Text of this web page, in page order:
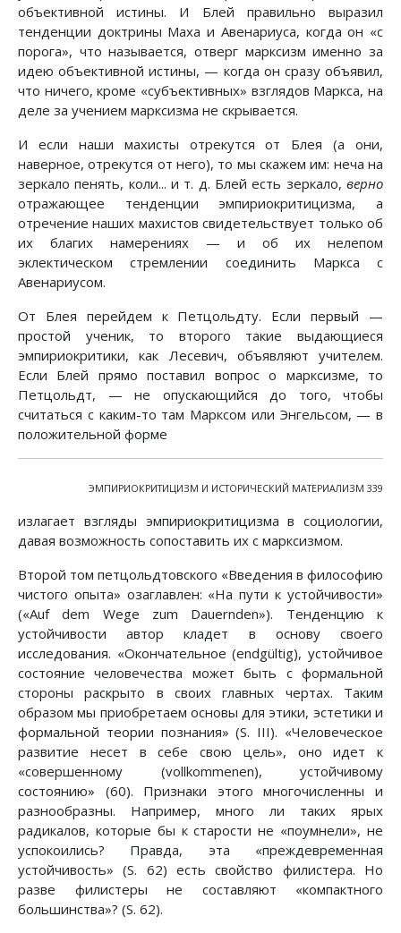
объективной истины. И Блей правильно выразил
тенденции доктрины Маха и Авенариуса, когда он «с
порога», что называется, отверг марксизм именно за
идею объективной истины, — когда он сразу объявил,
что ничего, кроме «субъективных» взглядов Маркса, на
деле за учением марксизма не скрывается.
И если наши махисты отрекутся от Блея (а они,
наверное, отрекутся от него), то мы скажем им: неча на
зеркало пенять, коли... и т. д. Блей есть зеркало, верно
отражающее тенденции эмпириокритицизма, а
отречение наших махистов свидетельствует только об
их благих намерениях — и об их нелепом
эклектическом стремлении соединить Маркса с
Авенариусом.
От Блея перейдем к Петцольдту. Если первый —
простой ученик, то второго такие выдающиеся
эмпириокритики, как Лесевич, объявляют учителем.
Если Блей прямо поставил вопрос о марксизме, то
Петцольдт, — не опускающийся до того, чтобы
считаться с каким-то там Марксом или Энгельсом, — в
положительной форме
ЭМПИРИОКРИТИЦИЗМ И ИСТОРИЧЕСКИЙ МАТЕРИАЛИЗМ 339
излагает взгляды эмпириокритицизма в социологии,
давая возможность сопоставить их с марксизмом.
Второй том петцольдтовского «Введения в философию
чистого опыта» озаглавлен: «На пути к устойчивости»
(«Auf dem Wege zum Dauernden»). Тенденцию к
устойчивости автор кладет в основу своего
исследования. «Окончательное (endgültig), устойчивое
состояние человечества может быть с формальной
стороны раскрыто в своих главных чертах. Таким
образом мы приобретаем основы для этики, эстетики и
формальной теории познания» (S. III). «Человеческое
развитие несет в себе свою цель», оно идет к
«совершенному (vollkommenen), устойчивому
состоянию» (60). Признаки этого многочисленны и
разнообразны. Например, много ли таких ярых
радикалов, которые бы к старости не «поумнели», не
успокоились? Правда, эта «преждевременная
устойчивость» (S. 62) есть свойство филистера. Но
разве филистеры не составляют «компактного
большинства»? (S. 62).